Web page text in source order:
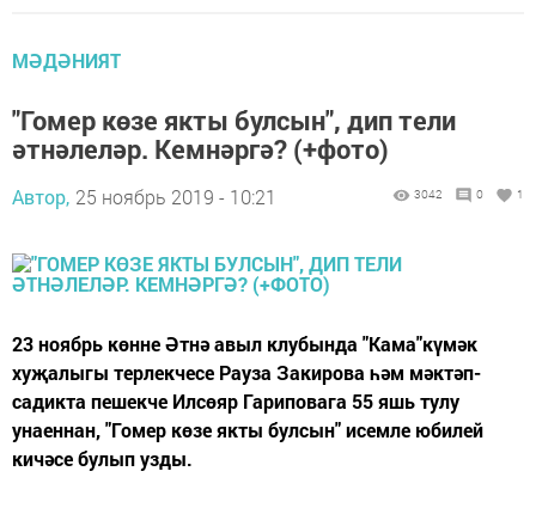
МӘДӘНИЯТ
"Гомер көзе якты булсын", дип тели
әтнәлеләр. Кемнәргә? (+фото)
Автор, 25 ноябрь 2019 - 10:21 3042 0 1
23 ноябрь көнне Әтнә авыл клубында "Кама"күмәк
хуҗалыгы терлекчесе Рауза Закирова һәм мәктәп-
садикта пешекче Илсөяр Гариповага 55 яшь тулу
унаеннан, "Гомер көзе якты булсын" исемле юбилей
кичәсе булып узды.